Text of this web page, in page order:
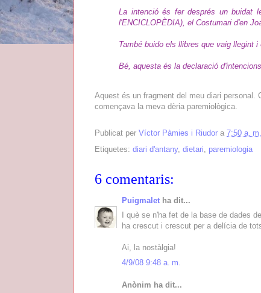
La intenció és fer després un buidat
l'ENCICLOPÈDIA), el Costumari d'en
També buido els llibres que vaig llegint
Bé, aquesta és la declaració
Aquest és un fragment del meu diari
començava la meva dèria paremiològica.
Publicat per Víctor Pàmies i Riudor a 7:50 a. m.
Etiquetes: diari d'antany, dietari paremiologia
6 comentaris:
Puigmalet ha dit...
I què se n'ha fet de la base de dades
ha crescut i crescut per a delícia de
Ai, la nostàlgia!
4/9/08 9:48 a. m.
Anònim ha dit...